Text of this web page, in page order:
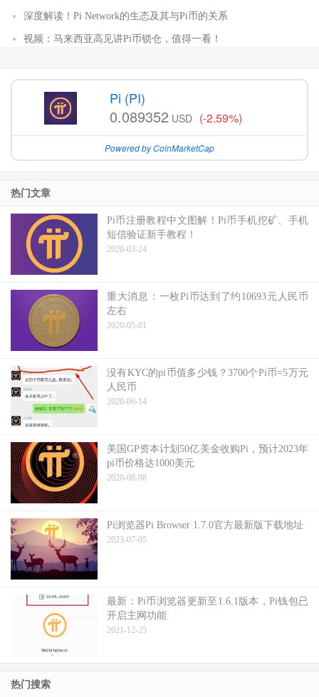
深度解读！Pi Network的生态及其与Pi币的关系
视频：马来西亚高见讲Pi币锁仓，值得一看！
Pi (PI)
0.089352 USD (-2.59%)
Powered by CoinMarketCap
热门文章
Pi币注册教程中文图解！Pi币手机挖矿、手机
短信验证新手教程！
2020-03-24
重大消息：一枚Pi币达到了约10693元人民币
左右
2020-05-01
没有KYC的pi币值多少钱？3700个Pi币=5万元
人民币
2020-06-14
美国GP资本计划50亿美金收购Pi，预计2023年
pi币价格达1000美元
2020-08-08
Pi浏览器Pi Browser 1.7.0官方最新版下载地址
2023-07-05
最新：Pi币浏览器更新至1.6.1版本，Pi钱包已
开启主网功能
2021-12-25
热门搜索